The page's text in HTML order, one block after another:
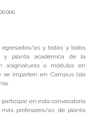
as y todas y todos
y planta académica de la
asignaturas o módulos en
se imparten en Campus Isla
en esta convocatoria
profesores/as de planta